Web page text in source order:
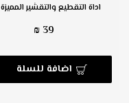
اداة التقطيع والتقشير المميزة
39 ₪
اضافة للسلة